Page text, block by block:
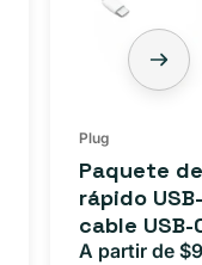
USB-
C
a
USB-
Plug
Paquete
rápido
cable USB-
adaptador
Precio
A partir de